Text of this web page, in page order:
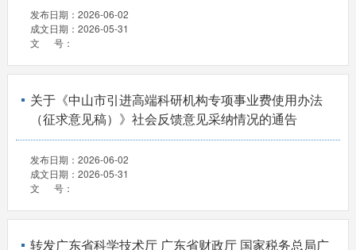
发布日期： 2026-06-02
成文日期： 2026-05-31
文 号：
关于《中山市引进高端科研机构专项事业费使用办法
（征求意见稿）》社会反馈意见采纳情况的通告
发布日期： 2026-06-02
成文日期： 2026-05-31
文 号：
转发广东省科学技术厅 广东省财政厅 国家税务总局广